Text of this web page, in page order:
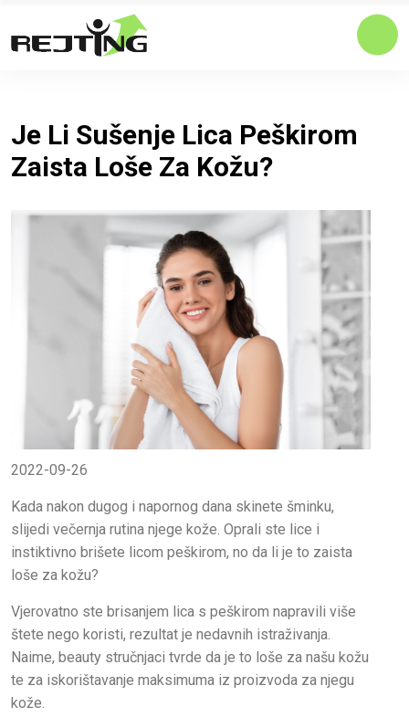
Je Li Sušenje Lica Peškirom
Zaista Loše Za Kožu?
2022-09-26
Kada nakon dugog i napornog dana skinete šminku,
slijedi večernja rutina njege kože. Oprali ste lice i
instiktivno brišete licom peškirom, no da li je to zaista
loše za kožu?
Vjerovatno ste brisanjem lica s peškirom napravili više
štete nego koristi, rezultat je nedavnih istraživanja.
Naime, beauty stručnjaci tvrde da je to loše za našu kožu
te za iskorištavanje maksimuma iz proizvoda za njegu
kože.